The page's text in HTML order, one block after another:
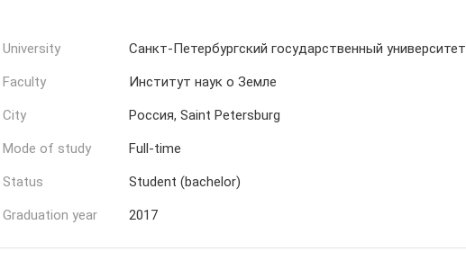
University Санкт-Петербургский государственный университет
Faculty Институт наук о Земле
City Россия, Saint Petersburg
Mode of study Full-time
Status Student (bachelor)
Graduation year 2017